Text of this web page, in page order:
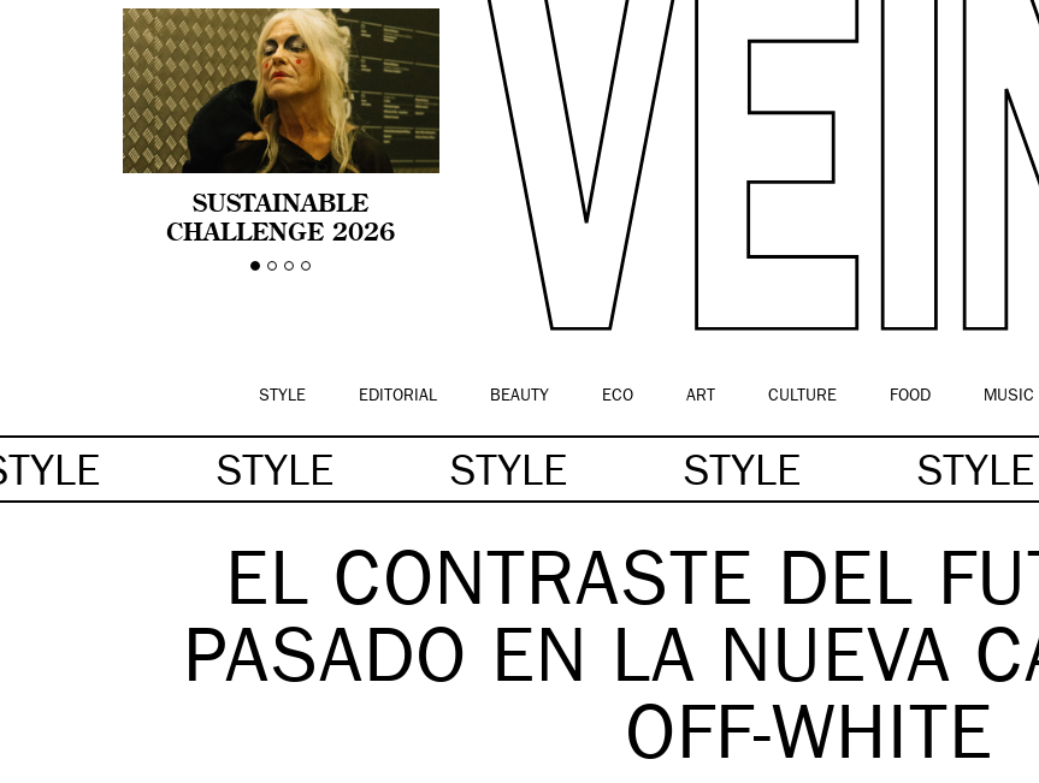
SUSTAINABLE
CHALLENGE 2026
CELEBRA LA
STYLE EDITORIAL BEAUTY ECO ART CULTURE FOOD MUSIC
STYLE STYLE STYLE STYLE
EL CONTRASTE DEL
PASADO EN LA NUEVA
OFF-WHITE